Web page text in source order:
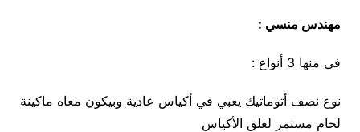
مهندس منسي :
في منها 3 أنواع :
نوع نصف أتوماتيك يعبي في أكياس عادية وبيكون معاه ماكينة
لحام مستمر لغلق الأكياس